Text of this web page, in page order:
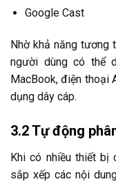
Google Cast
Nhờ khả năng tương
người dùng có thể
MacBook, điện thoại
dụng dây cáp.
3.2 Tự động
Khi có nhiều thiết bị
sắp xếp các nội